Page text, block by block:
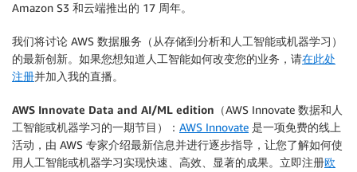
Amazon S3 和云端推出的 17 周年。
我们将讨论 AWS 数据服务（从存储到分析和人工智能或机器学习）
的最新创新。如果您想知道人工智能如何改变您的业务，请在此处
注册并加入我的直播。
AWS Innovate Data and AI/ML edition （AWS Innovate 数据和人
工智能或机器学习的一期节目）： AWS Innovate 是一项免费的线上
活动，由 AWS 专家介绍最新信息并进行逐步指导，让您了解如何使
用人工智能或机器学习实现快速、高效、显著的成果。立即注册欧